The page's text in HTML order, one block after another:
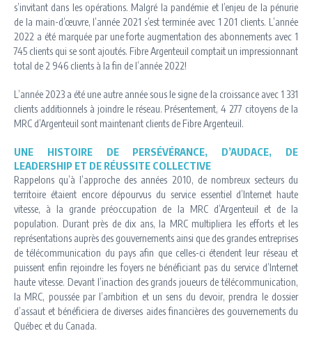
s’invitant dans les opérations. Malgré la pandémie et l’enjeu de la pénurie
de la main-d’œuvre, l’année 2021 s’est terminée avec 1 201 clients. L’année
2022 a été marquée par une forte augmentation des abonnements avec 1
745 clients qui se sont ajoutés. Fibre Argenteuil comptait un impressionnant
total de 2 946 clients à la fin de l’année 2022!
L’année 2023 a été une autre année sous le signe de la croissance avec 1 331
clients additionnels à joindre le réseau. Présentement, 4 277 citoyens de la
MRC d’Argenteuil sont maintenant clients de Fibre Argenteuil.
UNE HISTOIRE DE PERSÉVÉRANCE, D’AUDACE, DE
LEADERSHIP ET DE RÉUSSITE COLLECTIVE
Rappelons qu’à l’approche des années 2010, de nombreux secteurs du
territoire étaient encore dépourvus du service essentiel d’Internet haute
vitesse, à la grande préoccupation de la MRC d’Argenteuil et de la
population. Durant près de dix ans, la MRC multipliera les efforts et les
représentations auprès des gouvernements ainsi que des grandes entreprises
de télécommunication du pays afin que celles-ci étendent leur réseau et
puissent enfin rejoindre les foyers ne bénéficiant pas du service d’Internet
haute vitesse. Devant l’inaction des grands joueurs de télécommunication,
la MRC, poussée par l’ambition et un sens du devoir, prendra le dossier
d’assaut et bénéficiera de diverses aides financières des gouvernements du
Québec et du Canada.